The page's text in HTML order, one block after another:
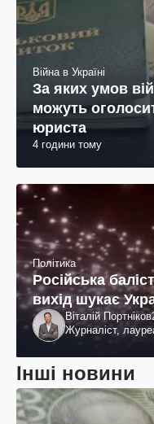
Війна в Україні
За яких умов
можуть
юриста
4 години тому
Політика
Російська
вихід шукає
Віталій Портніков
Журналіст,
Інші новини